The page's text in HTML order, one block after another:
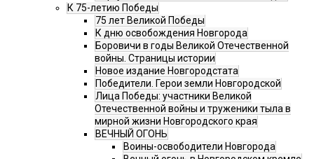
К 75-летию Победы
75 лет Великой Победы
К дню освобождения Новгорода
Боровичи в годы Великой Отечественной
войны. Страницы истории
Новое издание Новгородстата
Победители. Герои земли Новгородской
Лица Победы: участники Великой
Отечественной войны и труженики тыла в
мирной жизни Новгородского края
ВЕЧНЫЙ ОГОНЬ
Воины-освободители Новгорода